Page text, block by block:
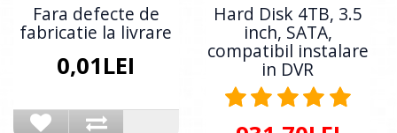
Fara defecte de
fabricatie la livrare
0,01LEI
Hard Disk 4TB, 3.5
inch, SATA,
compatibil instalare
in DVR